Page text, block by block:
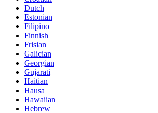
Dutch
Estonian
Filipino
Finnish
Frisian
Galician
Georgian
Gujarati
Haitian
Hausa
Hawaiian
Hebrew